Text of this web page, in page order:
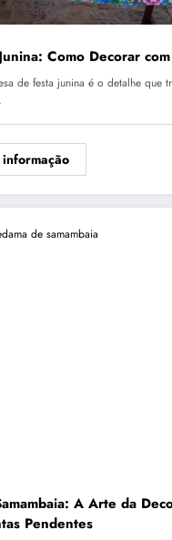
Como Decorar
de festa junina é o detalhe que
informação
A Arte da
Pendentes